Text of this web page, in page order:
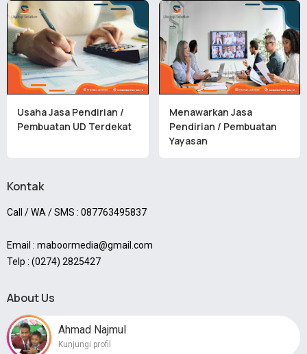
Usaha Jasa Pendirian /
Pembuatan UD Terdekat
Menawarkan Jasa
Pendirian / Pembuatan
Yayasan
Kontak
Call / WA / SMS : 087763495837
Email : maboormedia@gmail.com
Telp : (0274) 2825427
About Us
Ahmad Najmul
Kunjungi profil